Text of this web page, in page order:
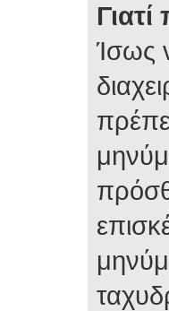
Ίσως